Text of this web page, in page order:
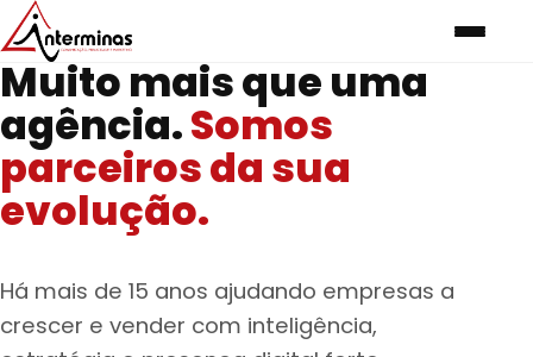
Muito mais que uma
agência.Somos
parceiros da sua
evolução.
Há mais de 15 anos ajudando empresas a
crescer e vender com inteligência,